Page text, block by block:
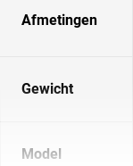
Afmetingen
Gewicht
Model